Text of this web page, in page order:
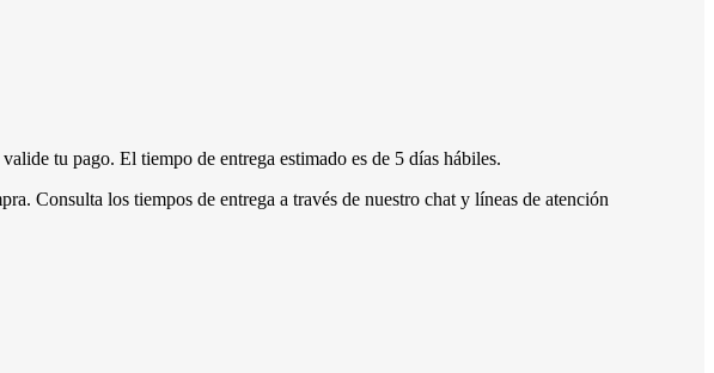
tu pago. El tiempo de entrega estimado es de 5 días hábiles.
Consulta los tiempos de entrega a través de nuestro chat y líneas de atención